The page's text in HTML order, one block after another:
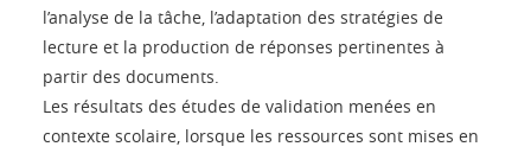
l’analyse de la tâche, l’adaptation des stratégies de
lecture et la production de réponses pertinentes à
partir des documents.
Les résultats des études de validation menées en
contexte scolaire, lorsque les ressources sont mises en